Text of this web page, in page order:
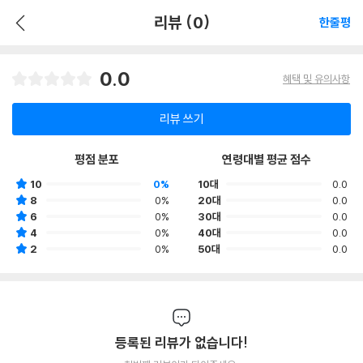
리뷰 (0) 한줄평
0.0 혜택 및 유의사항
리뷰 쓰기
평점 분포
10
0%
8
0%
6
0%
4
0%
2
0%
연령대별 평균 점수
10대
0.0
20대
0.0
30대
0.0
40대
0.0
50대
0.0
등록된 리뷰가 없습니다!